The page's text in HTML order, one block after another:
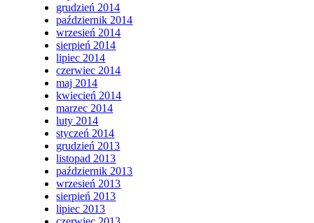
grudzień 2014
październik 2014
wrzesień 2014
sierpień 2014
lipiec 2014
czerwiec 2014
maj 2014
kwiecień 2014
marzec 2014
luty 2014
styczeń 2014
grudzień 2013
listopad 2013
październik 2013
wrzesień 2013
sierpień 2013
lipiec 2013